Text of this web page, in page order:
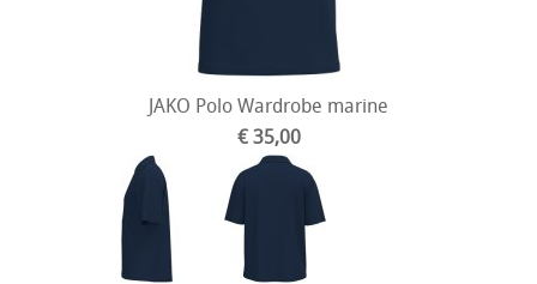
JAKO Polo Wardrobe marine
€ 35,00